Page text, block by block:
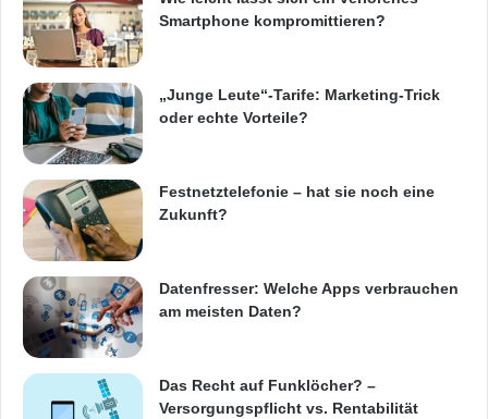
Smartphone kompromittieren?
„Junge Leute“-Tarife: Marketing-Trick
oder echte Vorteile?
Festnetztelefonie – hat sie noch eine
Zukunft?
Datenfresser: Welche Apps verbrauchen
am meisten Daten?
Das Recht auf Funklöcher? –
Versorgungspflicht vs. Rentabilität